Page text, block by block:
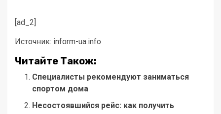
[ad_2]
Источник: inform-ua.info
Читайте Також:
Специалисты рекомендуют заниматься
спортом дома
Несостоявшийся рейс: как получить